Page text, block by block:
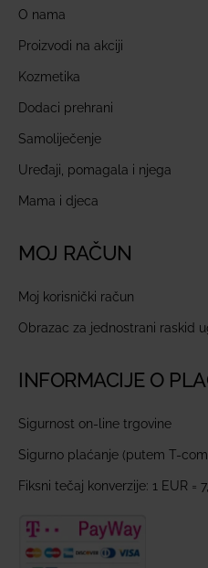
O nama
Proizvodi na akciji
Kozmetika
Dodaci prehrani
Samoliječenje
Uređaji, pomagala i njega
Mama i djeca
MOJ RAČUN
Moj korisnički račun
Obrazac za jednostrani raskid
INFORMACIJE O
Sigurnost on-line trgovine
Sigurno plaćanje (putem T-
Fiksni tečaj konverzije: 1 EUR =